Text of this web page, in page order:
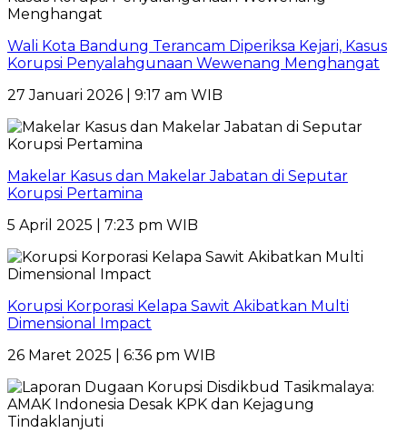
Wali Kota Bandung Terancam Diperiksa Kejari, Kasus
Korupsi Penyalahgunaan Wewenang Menghangat
27 Januari 2026 | 9:17 am WIB
Makelar Kasus dan Makelar Jabatan di Seputar
Korupsi Pertamina
5 April 2025 | 7:23 pm WIB
Korupsi Korporasi Kelapa Sawit Akibatkan Multi
Dimensional Impact
26 Maret 2025 | 6:36 pm WIB